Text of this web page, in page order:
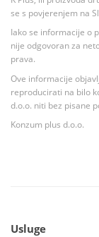
se s povjerenjem na
Iako se informacije o
nije odgovoran za
prava.
Ove informacije
reproducirati na bilo
d.o.o. niti bez pisane
Konzum plus d.o.o.
Usluge